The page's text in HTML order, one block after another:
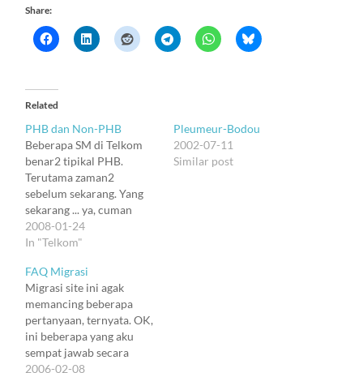
Share:
Related
PHB dan Non-PHB
Beberapa SM di Telkom
benar2 tipikal PHB.
Terutama zaman2
sebelum sekarang. Yang
sekarang ... ya, cuman
tersesat dikit. Zaman
dulu: SM Keuangan: Tahu
bisa punya domain kun
dot co dot ro (kun.co.ro)
SM Performansi: Hah ?
SM Keuangan: Kalau
orang lain kan domain
harus dot com,…
2008-01-24
In "Telkom"
Pleumeur-Bodou
2002-07-11
Similar post
FAQ Migrasi
Migrasi site ini agak
memancing beberapa
pertanyaan, ternyata. OK,
ini beberapa yang aku
sempat jawab secara
tertulis. Sisanya dalam
2006-02-08